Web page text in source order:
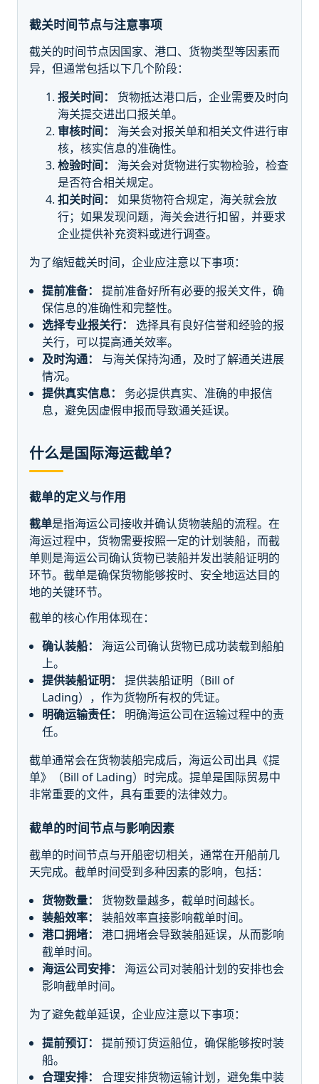
截关时间节点与注意事项
截关的时间节点因国家、港口、货物类型等因素而
异，但通常包括以下几个阶段：
报关时间：
货物抵达港口后，企业需要及时向
海关提交进出口报关单。
审核时间：
海关会对报关单和相关文件进行审
核，核实信息的准确性。
检验时间：
海关会对货物进行实物检验，检查
是否符合相关规定。
扣关时间：
如果货物符合规定，海关就会放
行；如果发现问题，海关会进行扣留，并要求
企业提供补充资料或进行调查。
为了缩短截关时间，企业应注意以下事项：
提前准备：
提前准备好所有必要的报关文件，确
保信息的准确性和完整性。
选择专业报关行：
选择具有良好信誉和经验的报
关行，可以提高通关效率。
及时沟通：
与海关保持沟通，及时了解通关进展
情况。
提供真实信息：
务必提供真实、准确的申报信
息，避免因虚假申报而导致通关延误。
什么是国际海运截单？
截单的定义与作用
截单是指海运公司接收并确认货物装船的流程。在
海运过程中，货物需要按照一定的计划装船，而截
单则是海运公司确认货物已装船并发出装船证明的
环节。截单是确保货物能够按时、安全地运达目的
地的关键环节。
截单的核心作用体现在：
确认装船：
海运公司确认货物已成功装载到船舶
上。
提供装船证明：
提供装船证明（Bill of
Lading），作为货物所有权的凭证。
明确运输责任：
明确海运公司在运输过程中的责
任。
截单通常会在货物装船完成后，海运公司出具《提
单》（Bill of Lading）时完成。提单是国际贸易中
非常重要的文件，具有重要的法律效力。
截单的时间节点与影响因素
截单的时间节点与开船密切相关，通常在开船前几
天完成。截单时间受到多种因素的影响，包括：
货物数量：
货物数量越多，截单时间越长。
装船效率：
装船效率直接影响截单时间。
港口拥堵：
港口拥堵会导致装船延误，从而影响
截单时间。
海运公司安排：
海运公司对装船计划的安排也会
影响截单时间。
为了避免截单延误，企业应注意以下事项：
提前预订：
提前预订货运船位，确保能够按时装
船。
合理安排：
合理安排货物运输计划，避免集中装